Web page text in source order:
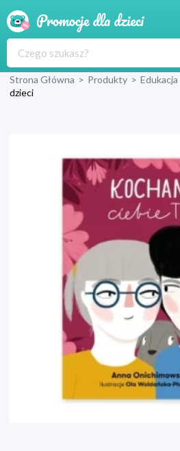
Produkty
Wyprawka
Strona Główna > Produkty > Edukacja
dzieci